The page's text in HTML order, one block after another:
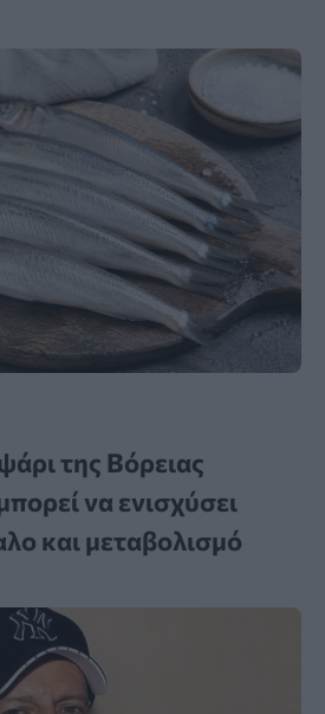
της Βόρειας
να ενισχύσει
και μεταβολισμό